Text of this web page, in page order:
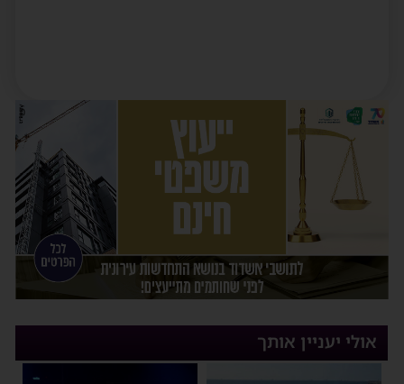
אולי יעניין אותך